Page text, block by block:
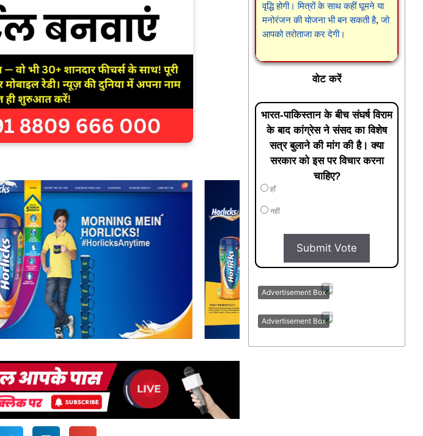
वृद्धि होगी। मित्रों के साथ कहीं घूमने या
मनोरंजन की योजना भी बन सकती है, जो
आपको तरोताजा कर देगी।
वोट करें
भारत-पाकिस्तान के बीच संघर्ष विराम
के बाद कांग्रेस ने संसद का विशेष
सत्र बुलाने की मांग की है। क्या
सरकार को इस पर विचार करना
चाहिए?
हाँ
नहीं
Submit Vote
Advertisement Box
Advertisement Box